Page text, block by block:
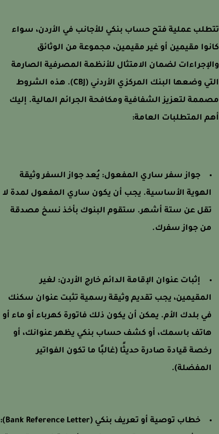
عملية فتح حساب بنكي للأجانب في الأردن، سواء
مقيمين أو غير مقيمين، مجموعة من الوثائق
لضمان الامتثال للأنظمة المصرفية الصارمة
التي وضعها البنك المركزي الأردني (CBJ). هذه الشروط
لتعزيز الشفافية ومكافحة الجرائم المالية. إليك
المتطلبات العامة:
جواز سفر ساري المفعول:يُعد جواز السفر وثيقة
الأساسية. يجب أن يكون ساري المفعول لمدة لا
عن ستة أشهر. ستقوم البنوك بأخذ نسخ مصدقة
جواز سفرك.
إثبات عنوان الإقامة الدائم خارج الأردن:لغير
يجب تقديم وثيقة رسمية تثبت عنوان سكنك
بلدك الأم. يمكن أن يكون ذلك فاتورة كهرباء أو ماء أو
باسمك، أو كشف حساب بنكي يظهر عنوانك، أو
قيادة صادرة حديثًا (غالبًا ما تكون الفواتير
خطاب توصية أو تعريف بنكي (Bank Reference Letter):